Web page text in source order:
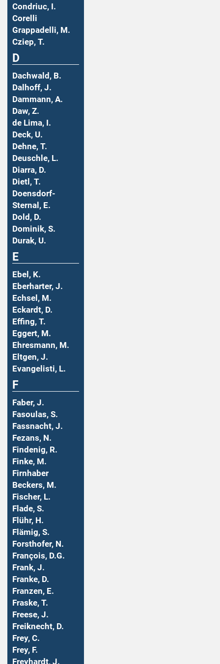
Condriuc, I.
Corelli
Grappadelli, M.
Cziep, T.
D
Dachwald, B.
Dalhoff, J.
Dammann, A.
Daw, Z.
de Lima, I.
Deck, U.
Dehne, T.
Deuschle, L.
Diarra, D.
Dietl, T.
Doensdorf-
Sternal, E.
Dold, D.
Dominik, S.
Durak, U.
E
Ebel, K.
Eberharter, J.
Echsel, M.
Eckardt, D.
Effing, T.
Eggert, M.
Ehresmann, M.
Eltgen, J.
Evangelisti, L.
F
Faber, J.
Fasoulas, S.
Fassnacht, J.
Fezans, N.
Findenig, R.
Finke, M.
Firnhaber
Beckers, M.
Fischer, L.
Flade, S.
Flühr, H.
Flämig, S.
Forsthofer, N.
François, D.G.
Frank, J.
Franke, D.
Franzen, E.
Fraske, T.
Freese, J.
Freiknecht, D.
Frey, C.
Frey, F.
Freyhardt, J.